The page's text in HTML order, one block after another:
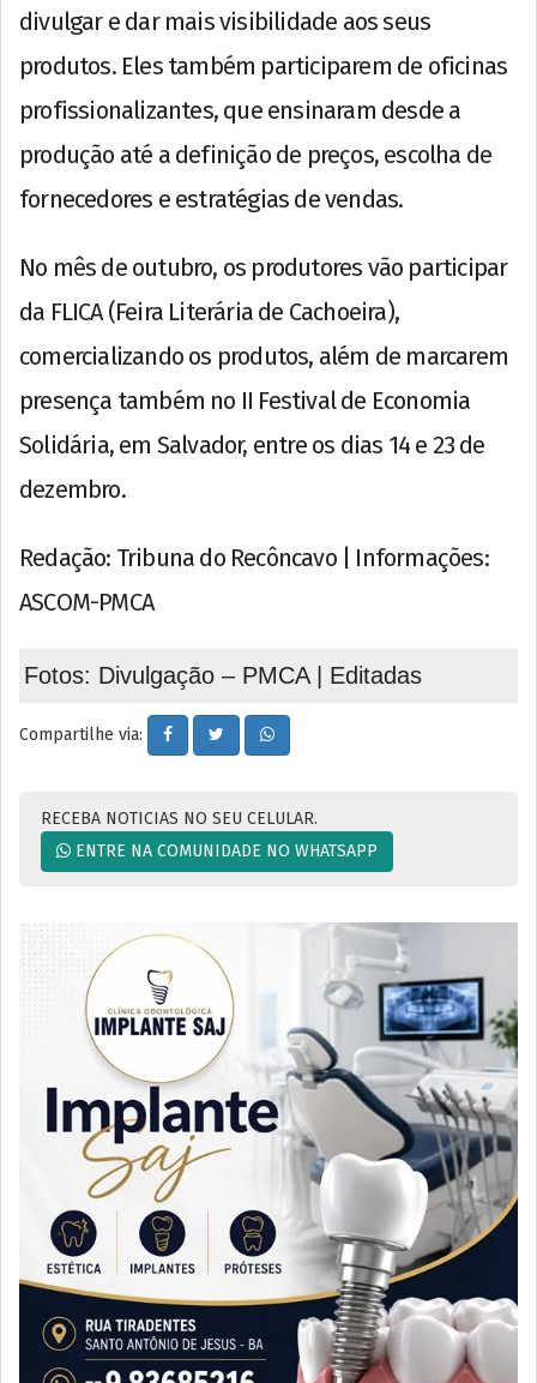
divulgar e dar mais visibilidade aos seus
produtos. Eles também participarem de oficinas
profissionalizantes, que ensinaram desde a
produção até a definição de preços, escolha de
fornecedores e estratégias de vendas.
No mês de outubro, os produtores vão participar
da FLICA (Feira Literária de Cachoeira),
comercializando os produtos, além de marcarem
presença também no II Festival de Economia
Solidária, em Salvador, entre os dias 14 e 23 de
dezembro.
Redação: Tribuna do Recôncavo | Informações:
ASCOM-PMCA
Fotos: Divulgação – PMCA | Editadas
Compartilhe via:
RECEBA NOTICIAS NO SEU CELULAR.
ENTRE NA COMUNIDADE NO WHATSAPP